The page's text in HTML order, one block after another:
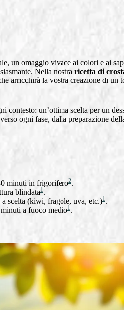
un omaggio vivace ai colori e ai
Nella nostra ricetta di
arricchirà la vostra creazione di un
contesto: un’ottima scelta per un
ogni fase, dalla preparazione
minuti in frigorifero2.
blindata1.
scelta (kiwi, fragole, uva, etc.)1.
a fuoco medio1.